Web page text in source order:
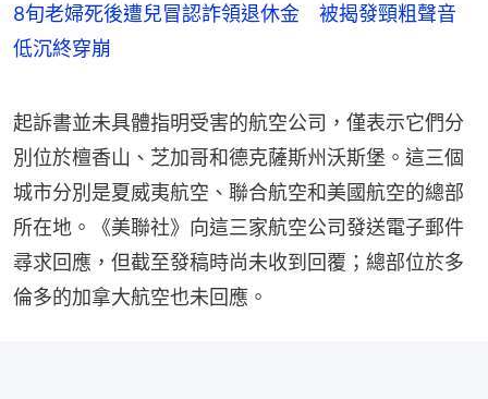
8旬老婦死後遭兒冒認詐領退休金 被揭發頸粗聲音
低沉終穿崩
起訴書並未具體指明受害的航空公司，僅表示它們分
別位於檀香山、芝加哥和德克薩斯州沃斯堡。這三個
城市分別是夏威夷航空、聯合航空和美國航空的總部
所在地。《美聯社》向這三家航空公司發送電子郵件
尋求回應，但截至發稿時尚未收到回覆；總部位於多
倫多的加拿大航空也未回應。